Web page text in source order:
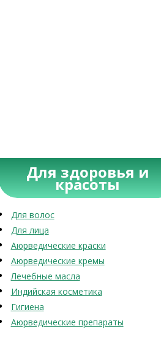
Для здоровья и
красоты
Для волос
Для лица
Аюрведические краски
Аюрведические кремы
Лечебные масла
Индийская косметика
Гигиена
Аюрведические препараты